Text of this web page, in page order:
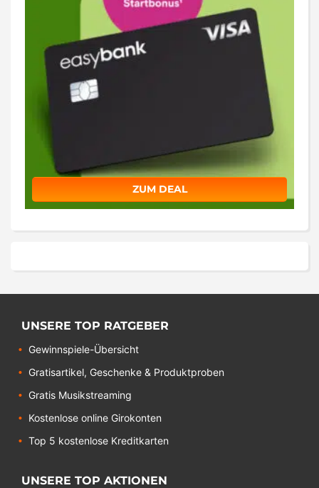
ZUM DEAL
UNSERE TOP RATGEBER
Gewinnspiele-Übersicht
Gratisartikel, Geschenke & Produktproben
Gratis Musikstreaming
Kostenlose online Girokonten
Top 5 kostenlose Kreditkarten
UNSERE TOP AKTIONEN